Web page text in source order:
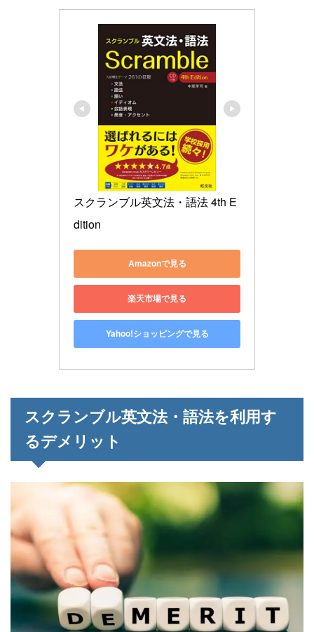
スクランブル英文法・語法 4th E
dition
Amazonで見る
楽天市場で見る
Yahoo!ショッピングで見る
スクランブル英文法・語法を利用す
るデメリット